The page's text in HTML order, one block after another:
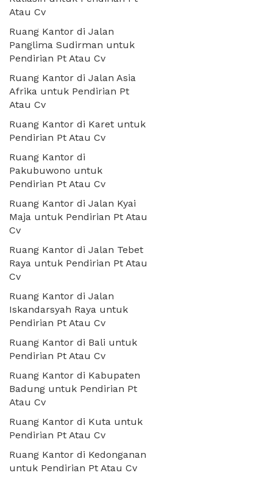
Atau Cv
Ruang Kantor di Jalan
Panglima Sudirman untuk
Pendirian Pt Atau Cv
Ruang Kantor di Jalan Asia
Afrika untuk Pendirian Pt
Atau Cv
Ruang Kantor di Karet untuk
Pendirian Pt Atau Cv
Ruang Kantor di
Pakubuwono untuk
Pendirian Pt Atau Cv
Ruang Kantor di Jalan Kyai
Maja untuk Pendirian Pt Atau
Cv
Ruang Kantor di Jalan Tebet
Raya untuk Pendirian Pt Atau
Cv
Ruang Kantor di Jalan
Iskandarsyah Raya untuk
Pendirian Pt Atau Cv
Ruang Kantor di Bali untuk
Pendirian Pt Atau Cv
Ruang Kantor di Kabupaten
Badung untuk Pendirian Pt
Atau Cv
Ruang Kantor di Kuta untuk
Pendirian Pt Atau Cv
Ruang Kantor di Kedonganan
untuk Pendirian Pt Atau Cv